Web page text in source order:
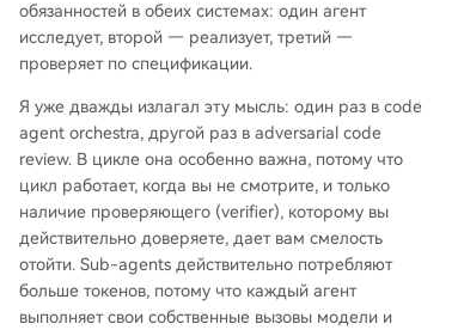
обязанностей в обеих системах: один агент
исследует, второй — реализует, третий —
проверяет по спецификации.
Я уже дважды излагал эту мысль: один раз в code
agent orchestra, другой раз в adversarial code
review. В цикле она особенно важна, потому что
цикл работает, когда вы не смотрите, и только
наличие проверяющего (verifier), которому вы
действительно доверяете, дает вам смелость
отойти. Sub-agents действительно потребляют
больше токенов, потому что каждый агент
выполняет свои собственные вызовы модели и